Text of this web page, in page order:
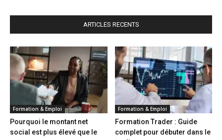
ARTICLES RECENTS
Formation & Emploi
Pourquoi le montant net
social est plus élevé que le
Formation & Emploi
Formation Trader : Guide
complet pour débuter dans le